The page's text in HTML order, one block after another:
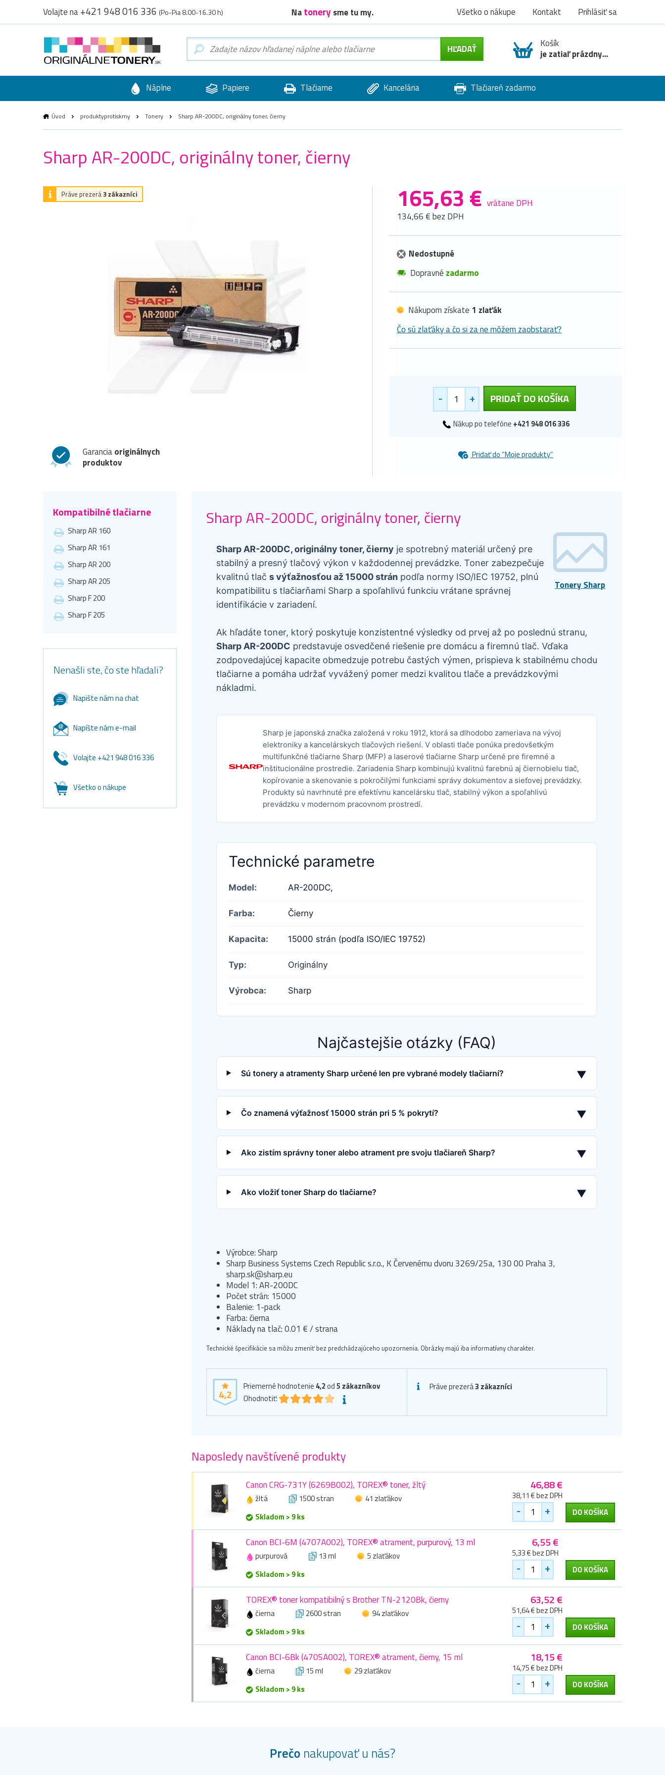
Volajte na+421 948 016 336 (Po-Pia 8.00-16.30 h) Natonery sme tu my. Všetko o nákupe Kontakt Prihlásiť sa
Košík
je zatiaľ prázdny...
Náplne Papiere Tlačiarne Kancelária Tlačiareň zadarmo
Úvod produktyprotiskrny Tonery Sharp AR-200DC, originálny toner, čierny
Sharp AR-200DC, originálny toner, čierny
Práve prezerá 3 zákazníci
Garanciaoriginálnych
produktov
165,63 € vrátane DPH
134,66 € bez DPH
Nedostupné
Dopravné zadarmo
Nákupom získate 1 zlaťák
Čo sú zlaťáky a čo si za ne môžem zaobstarať?
- + PRIDAŤ DO KOŠÍKA
Nákup po telefóne +421 948 016 336
Pridať do “Moje produkty”
Kompatibilné tlačiarne
Sharp AR 160
Sharp AR 161
Sharp AR 200
Sharp AR 205
Sharp F 200
Sharp F 205
Nenašli ste, čo ste hľadali?
Napište nám na chat
Napíšte nám e-mail
Volajte +421 948 016 336
Všetko o nákupe
Sharp AR-200DC, originálny toner, čierny
Tonery Sharp
Sharp AR-200DC, originálny toner, čierny je spotrebný materiál určený pre
stabilný a presný tlačový výkon v každodennej prevádzke. Toner zabezpečuje
kvalitnú tlač s výťažnosťou až 15000 strán podľa normy ISO/IEC 19752, plnú
kompatibilitu s tlačiarňami Sharp a spoľahlivú funkciu vrátane správnej
identifikácie v zariadení.
Ak hľadáte toner, ktorý poskytuje konzistentné výsledky od prvej až po poslednú stranu,
Sharp AR-200DC predstavuje osvedčené riešenie pre domácu a firemnú tlač. Vďaka
zodpovedajúcej kapacite obmedzuje potrebu častých výmen, prispieva k stabilnému chodu
tlačiarne a pomáha udržať vyvážený pomer medzi kvalitou tlače a prevádzkovými
nákladmi.
Sharp je japonská značka založená v roku 1912, ktorá sa dlhodobo zameriava na vývoj
elektroniky a kancelárskych tlačových riešení. V oblasti tlače ponúka predovšetkým
multifunkčné tlačiarne Sharp (MFP) a laserové tlačiarne Sharp určené pre firemné a
inštitucionálne prostredie. Zariadenia Sharp kombinujú kvalitnú farebnú aj čiernobielu tlač,
kopírovanie a skenovanie s pokročilými funkciami správy dokumentov a sieťovej prevádzky.
Produkty sú navrhnuté pre efektívnu kancelársku tlač, stabilný výkon a spoľahlivú
prevádzku v modernom pracovnom prostredí.
Technické parametre
Model: AR-200DC,
Farba: Čierny
Kapacita: 15000 strán (podľa ISO/IEC 19752)
Typ: Originálny
Výrobca: Sharp
Najčastejšie otázky (FAQ)
Sú tonery a atramenty Sharp určené len pre vybrané modely tlačiarní? ▼
Čo znamená výťažnosť 15000 strán pri 5 % pokrytí? ▼
Ako zistím správny toner alebo atrament pre svoju tlačiareň Sharp? ▼
Ako vložiť toner Sharp do tlačiarne? ▼
Výrobce: Sharp
Sharp Business Systems Czech Republic s.r.o., K Červenému dvoru 3269/25a, 130 00 Praha 3,
sharp.sk@sharp.eu
Model 1: AR-200DC
Počet strán: 15000
Balenie: 1-pack
Farba: čierna
Náklady na tlač: 0.01 € / strana
Technické špecifikácie sa môžu zmeniť bez predchádzajúceho upozornenia. Obrázky majú iba informatívny charakter.
4,2
Priemerné hodnotenie 4,2od5 zákazníkov
Ohodnotiť:
Práve prezerá3 zákazníci
Naposledy navštívené produkty
Canon CRG-731Y (6269B002), TOREX® toner, žltý
žltá 1500 stran
41 zlaťákov
Skladom > 9 ks
46,88 €
38,11 € bez DPH
- + DO KOŠÍKA
Canon BCI-6M (4707A002), TOREX® atrament, purpurový, 13 ml
purpurová 13 ml
5 zlaťákov
Skladom > 9 ks
6,55 €
5,33 € bez DPH
- + DO KOŠÍKA
TOREX® toner kompatibilný s Brother TN-2120Bk, čierny
čierna 2600 stran
94 zlaťákov
Skladom > 9 ks
63,52 €
51,64 € bez DPH
- + DO KOŠÍKA
Canon BCI-6Bk (4705A002), TOREX® atrament, čierny, 15 ml
čierna 15 ml
29 zlaťákov
Skladom > 9 ks
18,15 €
14,75 € bez DPH
- + DO KOŠÍKA
Prečo nakupovať u nás?